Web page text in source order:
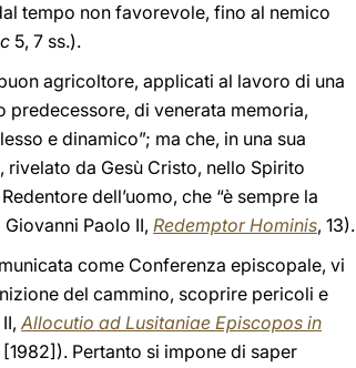
tempo non favorevole, fino al nemico
5, 7 ss.).
agricoltore, applicati al lavoro di una
di venerata memoria,
e dinamico”; ma che, in una sua
da Gesù Cristo, nello Spirito
dell’uomo, che “è sempre la
Giovanni Paolo II, Redemptor Hominis, 13).
come Conferenza episcopale, vi
del cammino, scoprire pericoli e
Allocutio ad Lusitaniae Episcopos in
[1982]). Pertanto si impone di saper